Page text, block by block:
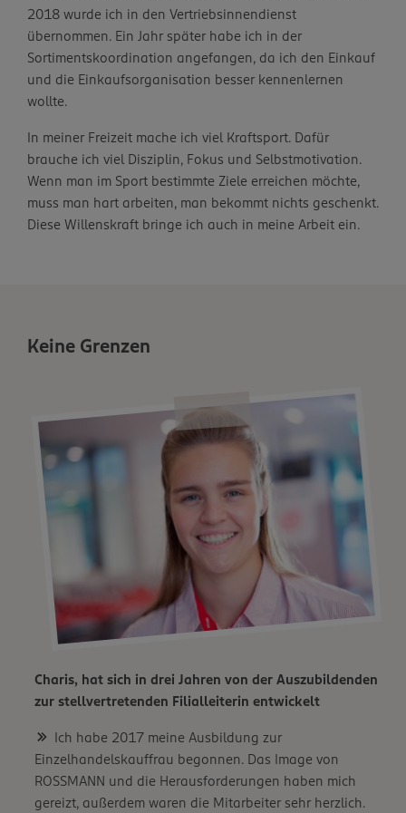
2018 wurde ich in den Vertriebsinnendienst
übernommen. Ein Jahr später habe ich in der
Sortimentskoordination angefangen, da ich den Einkauf
und die Einkaufsorganisation besser kennenlernen
wollte.
In meiner Freizeit mache ich viel Kraftsport. Dafür
brauche ich viel Disziplin, Fokus und Selbstmotivation.
Wenn man im Sport bestimmte Ziele erreichen möchte,
muss man hart arbeiten, man bekommt nichts geschenkt.
Diese Willenskraft bringe ich auch in meine Arbeit ein.
Keine Grenzen
Charis, hat sich in drei Jahren von der Auszubildenden
zur stellvertretenden Filialleiterin entwickelt
Ich habe 2017 meine Ausbildung zur
Einzelhandelskauffrau begonnen. Das Image von
ROSSMANN und die Herausforderungen haben mich
gereizt, außerdem waren die Mitarbeiter sehr herzlich.